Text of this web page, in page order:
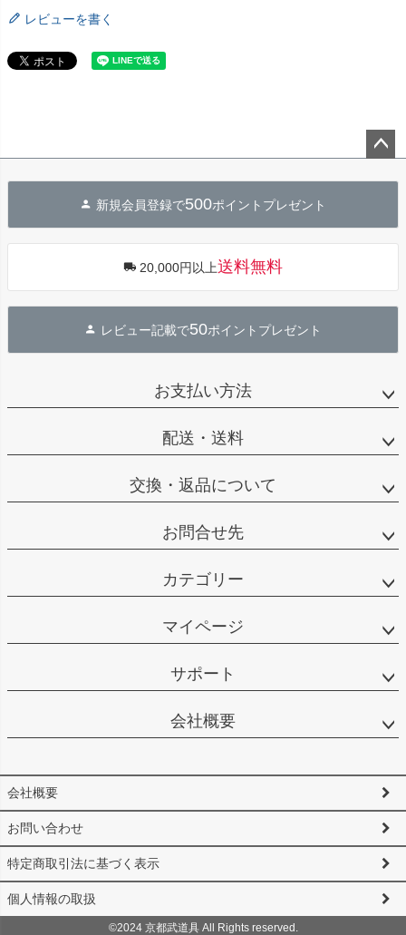
レビューを書く
へ
新規会員登録で500ポイントプレゼント
20,000円以上送料無料
レビュー記載で50ポイントプレゼント
お支払い方法
配送・送料
交換・返品について
お問合せ先
カテゴリー
マイページ
サポート
会社概要
会社概要
お問い合わせ
特定商取引法に基づく表示
個人情報の取扱
©2024 京都武道具 All Rights reserved.